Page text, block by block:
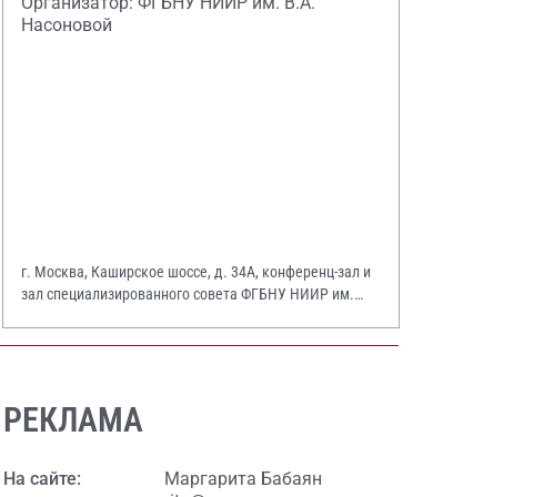
Насоновой
г. Москва, Каширское шоссе, д. 34А, конференц-зал и
зал специализированного совета ФГБНУ НИИР им.
РЕКЛАМА
На сайте:
Маргарита Бабаян